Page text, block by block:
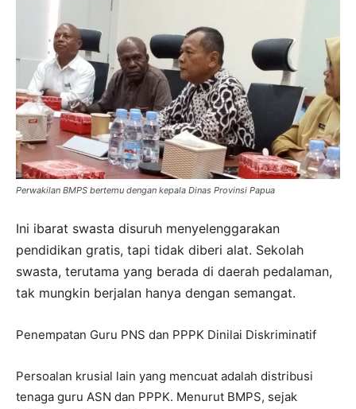
Perwakilan BMPS bertemu dengan kepala Dinas Provinsi Papua
Ini ibarat swasta disuruh menyelenggarakan
pendidikan gratis, tapi tidak diberi alat. Sekolah
swasta, terutama yang berada di daerah pedalaman,
tak mungkin berjalan hanya dengan semangat.
Penempatan Guru PNS dan PPPK Dinilai Diskriminatif
Persoalan krusial lain yang mencuat adalah distribusi
tenaga guru ASN dan PPPK. Menurut BMPS, sejak